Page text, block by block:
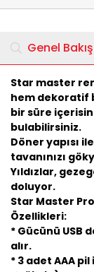
Genel Bakış
Star master
hem dekoratif
bir süre
bulabilirsiniz.
Döner yapısı
tavanınızı
Yıldızlar,
doluyor.
Star Master
Özellikleri:
* Gücünü USB
alır.
* 3 adet AAA